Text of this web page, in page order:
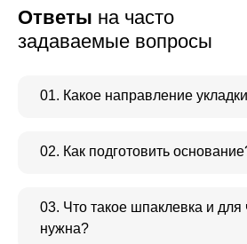
Ответы на часто
задаваемые вопросы
01. Какое направление
02. Как подготовить
03. Что такое шпаклевка и для
нужна?